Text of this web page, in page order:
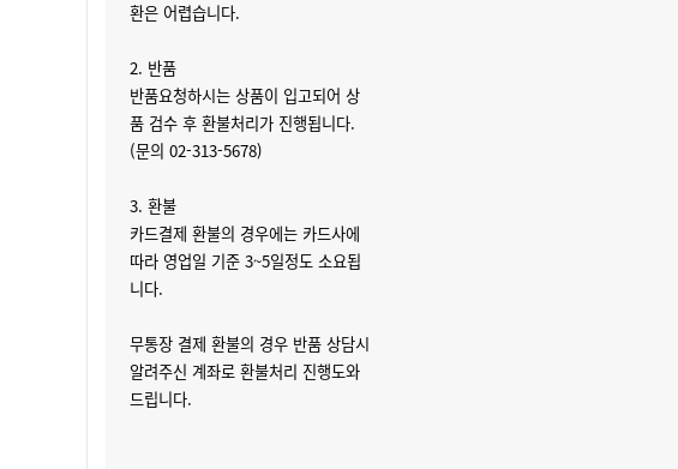
환은 어렵습니다.
2. 반품
반품요청하시는 상품이 입고되어 상
품 검수 후 환불처리가 진행됩니다.
(문의 02-313-5678)
3. 환불
카드결제 환불의 경우에는 카드사에
따라 영업일 기준 3~5일정도 소요됩
니다.
무통장 결제 환불의 경우 반품 상담시
알려주신 계좌로 환불처리 진행도와
드립니다.